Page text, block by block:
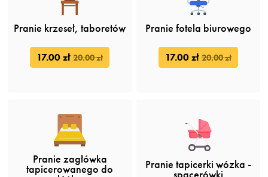
Pranie krzeseł, taboretów
17.00 zł 20.00 zł
Pranie fotela biurowego
17.00 zł 20.00 zł
Pranie zagłówka
tapicerowanego do Pranie tapicerki wózka -
spacerówki